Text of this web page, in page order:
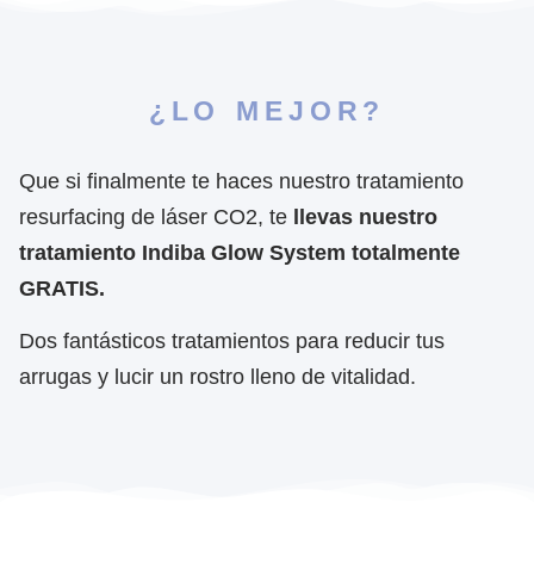
¿LO MEJOR?
Que si finalmente te haces nuestro tratamiento
resurfacing de láser CO2, te llevas nuestro
tratamiento Indiba Glow System totalmente
GRATIS.
Dos fantásticos tratamientos para reducir tus
arrugas y lucir un rostro lleno de vitalidad.